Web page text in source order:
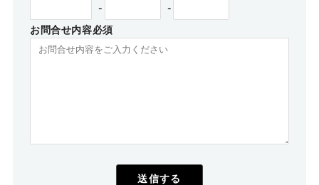
- -
お問合せ内容必須
送信する